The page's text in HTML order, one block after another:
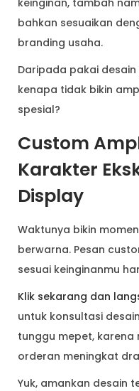
bahkan sesuaikan
branding usaha.
Daripada pakai
kenapa tidak bikin
spesial?
Custom
Karakter
Display
Waktunya bikin
berwarna. Pesan
sesuai keinginanmu
Klik sekarang dan
untuk konsultasi
tunggu mepet, karena
orderan meningkat
Yuk, amankan desain